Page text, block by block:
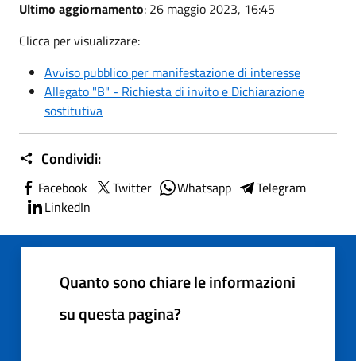
Ultimo aggiornamento: 26 maggio 2023, 16:45
Clicca per visualizzare:
Avviso pubblico per manifestazione di interesse
Allegato "B" - Richiesta di invito e Dichiarazione
sostitutiva
Condividi:
Facebook Twitter Whatsapp
Telegram
LinkedIn
Quanto sono chiare le informazioni
su questa pagina?